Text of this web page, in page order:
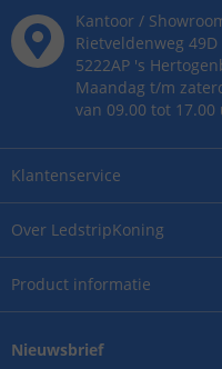
Over LedstripKoning
Product informatie
Klantenservice
Kantoor /
Rietveldenweg 49D
5222AP 's
Maandag t/m
van 09.00 tot 17.00
Nieuwsbrief